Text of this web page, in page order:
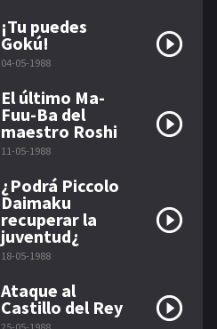
¡Tu puedes
Gokú!
04-05-1988
El último Ma-
Fuu-Ba del
maestro Roshi
11-05-1988
¿Podrá Piccolo
Daimaku
recuperar la
juventud¿
18-05-1988
Ataque al
Castillo del Rey